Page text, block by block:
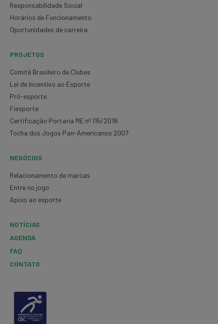
Responsabilidade Social
Horários de Funcionamento
Oportunidades de carreira
PROJETOS
Comitê Brasileiro de Clubes
Lei de Incentivo ao Esporte
Pró-esporte
Fiesporte
Certificação Portaria ME nº 115/2018
Tocha dos Jogos Pan-Americanos 2007
NEGÓCIOS
Relacionamento de marcas
Entre no jogo
Apoio ao esporte
NOTÍCIAS
AGENDA
FAQ
CONTATO